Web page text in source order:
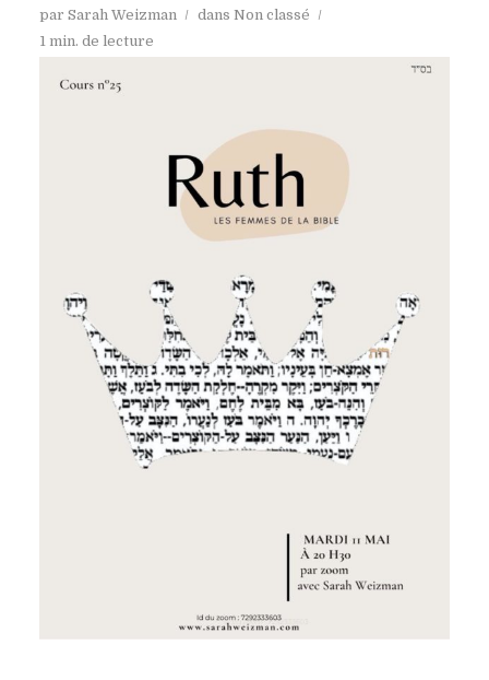
par Sarah Weizman dans Non classé
1 min. de lecture